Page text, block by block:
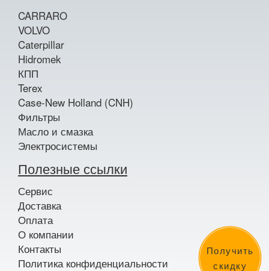
Получить
скидку
CARRARO
VOLVO
Caterpillar
Hidromek
КПП
Terex
Case-New Holland (CNH)
Фильтры
Масло и смазка
Электросистемы
Полезные ссылки
Сервис
Доставка
Оплата
О компании
Контакты
Политика конфиденциальности